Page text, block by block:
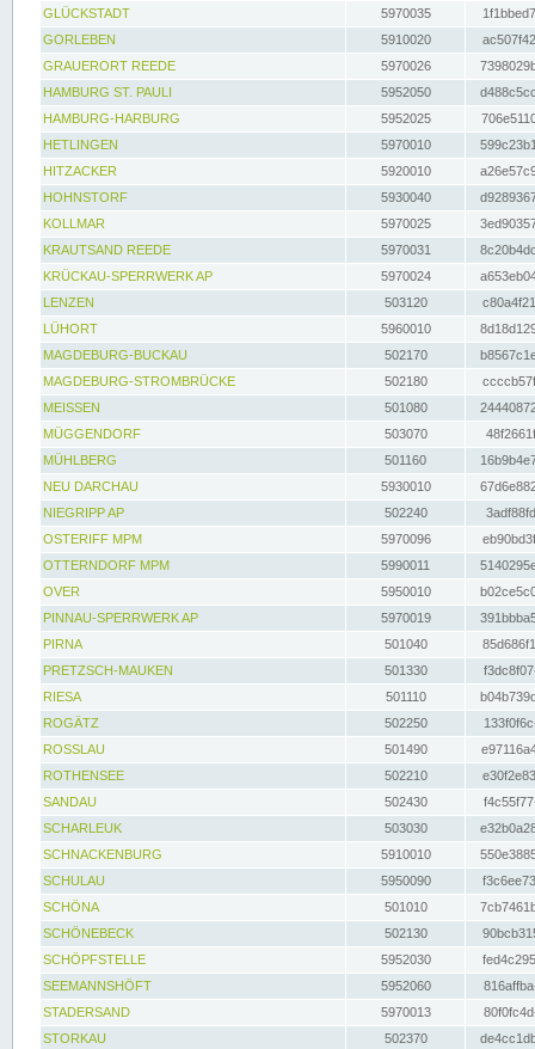
GLÜCKSTADT
5970035
GORLEBEN
5910020
GRAUERORT REEDE
5970026
HAMBURG ST. PAULI
5952050
HAMBURG-HARBURG
5952025
HETLINGEN
5970010
HITZACKER
5920010
HOHNSTORF
5930040
KOLLMAR
5970025
KRAUTSAND REEDE
5970031
KRÜCKAU-SPERRWERK AP
5970024
LENZEN
503120
LÜHORT
5960010
MAGDEBURG-BUCKAU
502170
MAGDEBURG-STROMBRÜCKE
502180
MEISSEN
501080
MÜGGENDORF
503070
MÜHLBERG
501160
NEU DARCHAU
5930010
NIEGRIPP AP
502240
OSTERIFF MPM
5970096
OTTERNDORF MPM
5990011
OVER
5950010
PINNAU-SPERRWERK AP
5970019
PIRNA
501040
PRETZSCH-MAUKEN
501330
RIESA
501110
ROGÄTZ
502250
ROSSLAU
501490
ROTHENSEE
502210
SANDAU
502430
SCHARLEUK
503030
SCHNACKENBURG
5910010
SCHULAU
5950090
SCHÖNA
501010
SCHÖNEBECK
502130
SCHÖPFSTELLE
5952030
SEEMANNSHÖFT
5952060
STADERSAND
5970013
STORKAU
502370